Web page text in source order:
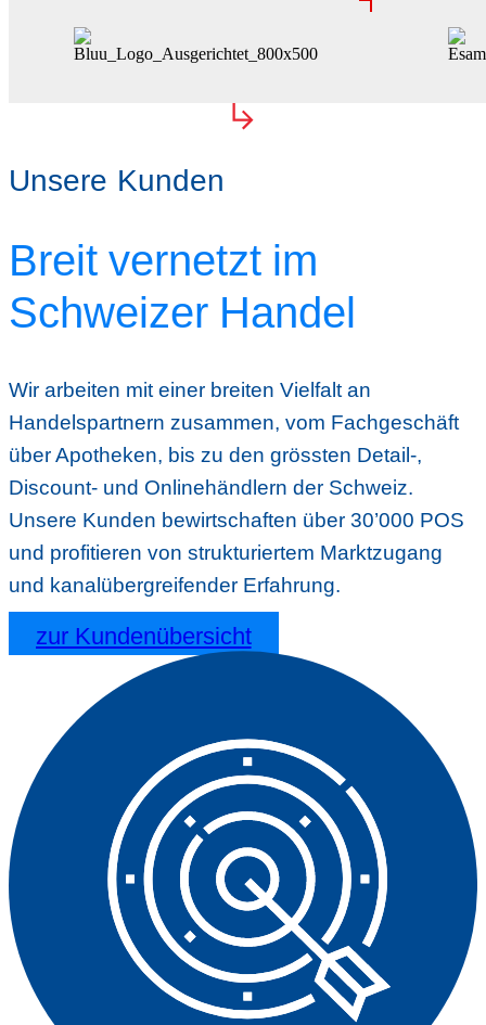
Unsere Kunden
Breit vernetzt im
Schweizer Handel
Wir arbeiten mit einer breiten Vielfalt an
Handelspartnern zusammen, vom Fachgeschäft
über Apotheken, bis zu den grössten Detail-,
Discount- und Onlinehändlern der Schweiz.
Unsere Kunden bewirtschaften über 30’000 POS
und profitieren von strukturiertem Marktzugang
und kanalübergreifender Erfahrung.
zur Kundenübersicht